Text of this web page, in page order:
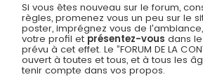
Si vous êtes nouveau sur le forum,
règles, promenez vous un peu sur le
poster, imprégnez vous de
votre profil et présentez-vous dans
prévu à cet effet. Le ”FORUM DE LA
ouvert à toutes et tous, et à tous les
tenir compte dans vos propos.